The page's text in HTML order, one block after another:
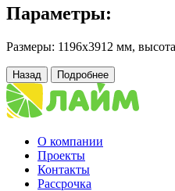
Параметры:
Размеры: 1196х3912 мм,
Назад Подробнее
О компании
Проекты
Контакты
Рассрочка